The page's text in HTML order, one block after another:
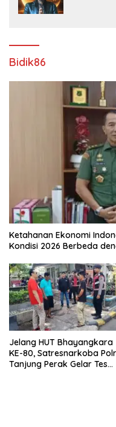
Bidik86
Ketahanan Ekonomi
Kondisi 2026 Berbeda
Jelang HUT Bhayangkara
KE-80, Satresnarkoba
Tanjung Perak Gelar Tes